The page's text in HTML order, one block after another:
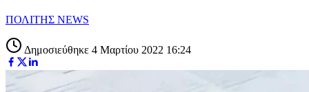
ΠΟΛΙΤΗΣ NEWS
Δημοσιεύθηκε 4 Μαρτίου 2022 16:24